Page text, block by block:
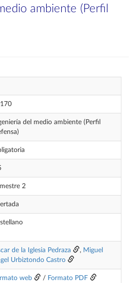
ambiente (Perfil
del medio ambiente (Perfil
2
de la Iglesia Pedraza , Miguel
Urbiztondo Castro
web / Formato PDF